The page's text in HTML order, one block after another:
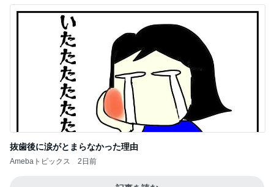
抜歯後に涙がとまらなかった理由
Amebaトピックス 2日前